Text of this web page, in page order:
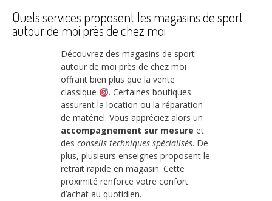
Quels services proposent les magasins de sport
autour de moi près de chez moi
Découvrez des magasins de sport
autour de moi près de chez moi
offrant bien plus que la vente
classique
. Certaines boutiques
assurent la location ou la réparation
de matériel. Vous appréciez alors un
accompagnement sur mesure et
des conseils techniques spécialisés. De
plus, plusieurs enseignes proposent le
retrait rapide en magasin. Cette
proximité renforce votre confort
d’achat au quotidien.